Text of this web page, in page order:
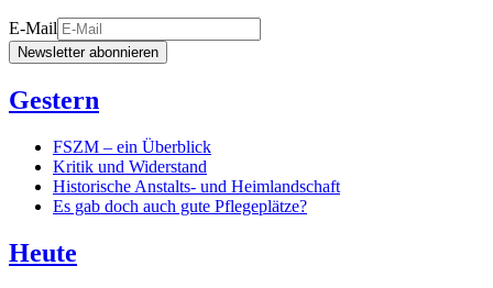
E-Mail
Newsletter abonnieren
Gestern
FSZM – ein Überblick
Kritik und Widerstand
Historische Anstalts- und Heimlandschaft
Es gab doch auch gute Pflegeplätze?
Heute